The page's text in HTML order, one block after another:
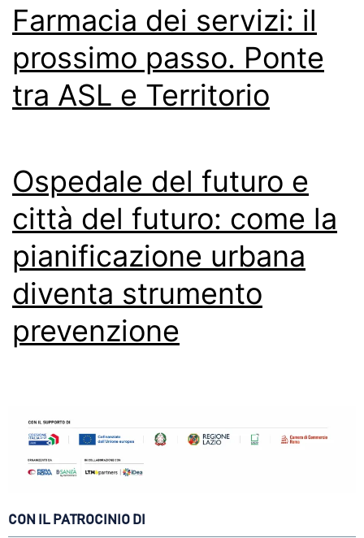
Farmacia dei servizi: il
prossimo passo. Ponte
tra ASL e Territorio
Ospedale del futuro e
città del futuro: come la
pianificazione urbana
diventa strumento
prevenzione
CON IL PATROCINIO DI